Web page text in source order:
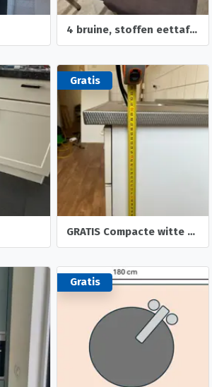
4 bruine, stoffen eettafelstoelen
Gratis
GRATIS Compacte witte keuken met RVS blad en spoelbak
Gratis